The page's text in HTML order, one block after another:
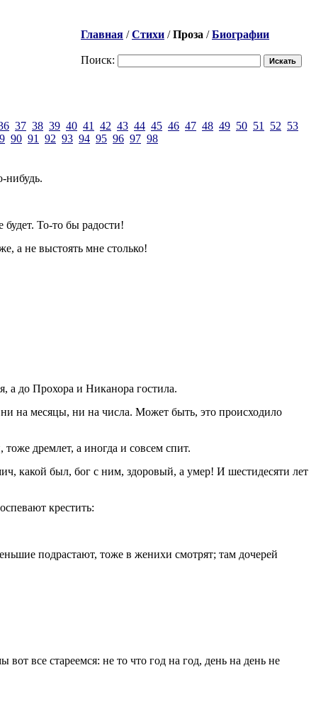
Главная /Стихи /Проза /Биографии
Поиск:
37 38 39 40 41 42 43 44 45 46 47 48 49 50 51 52 53
90 91 92 93 94 95 96 97 98
нибудь.
То-то бы радости!
а не выстоять мне столько!
до Прохора и Никанора гостила.
на месяцы, ни на числа. Может быть, это происходило
дремлет, а иногда и совсем спит.
какой был, бог с ним, здоровый, а умер! И шестидесяти лет
крестить:
подрастают, тоже в женихи смотрят; там дочерей
все стареемся: не то что год на год, день на день не